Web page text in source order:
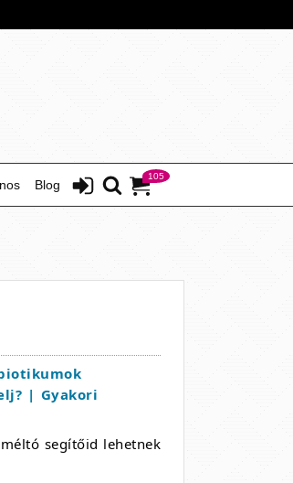
105
Blog
Gyakori
segítőid lehetnek